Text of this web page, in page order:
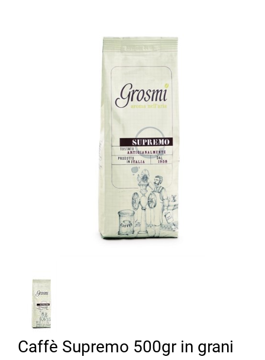
Caffè Supremo 500gr in grani